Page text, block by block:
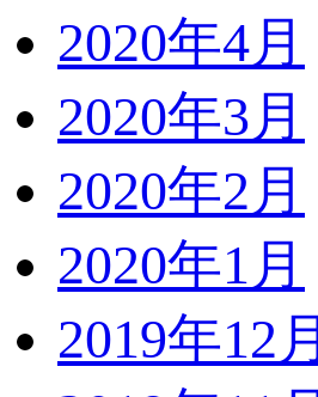
2020年4月
2020年3月
2020年2月
2020年1月
2019年12月